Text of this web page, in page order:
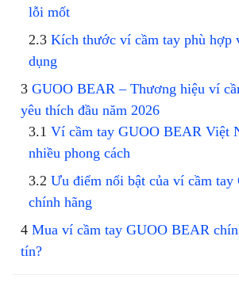
lỗi mốt
Kích thước ví cầm tay phù hợp
dụng
GUOO BEAR – Thương hiệu ví
yêu thích đầu năm 2026
Ví cầm tay GUOO BEAR Việt
nhiều phong cách
Ưu điểm nổi bật của ví cầm
chính hãng
Mua ví cầm tay GUOO BEAR
tín?